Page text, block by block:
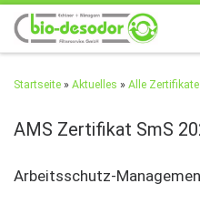
Zum Inhalt springen
Startseite » Aktuelles » Alle Zertifikate
AMS Zertifikat SmS
Arbeitsschutz-